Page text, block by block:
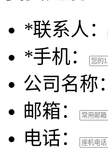
*联系人：
*手机：
公司名称：
邮箱：
电话：